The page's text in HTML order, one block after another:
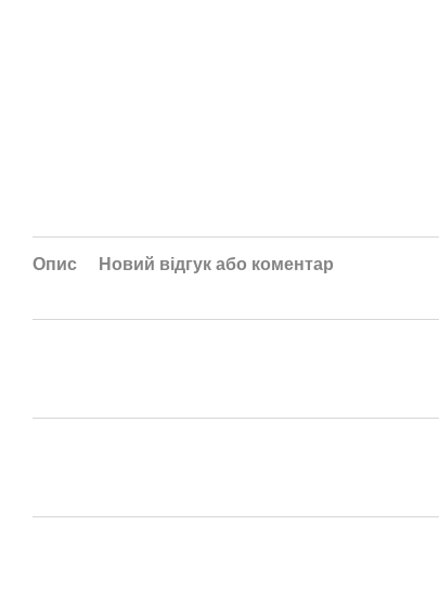
Опис Новий відгук або коментар